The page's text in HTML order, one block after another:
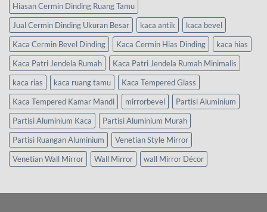
Hiasan Cermin Dinding Ruang Tamu
Jual Cermin Dinding Ukuran Besar
kaca antik
kaca bevel
Kaca Cermin Bevel Dinding
Kaca Cermin Hias Dinding
kaca hias
Kaca Patri Jendela Rumah
Kaca Patri Jendela Rumah Minimalis
kaca rias
kaca ruang tamu
Kaca Tempered Glass
Kaca Tempered Kamar Mandi
mirrorbevel
Partisi Aluminium
Partisi Aluminium Kaca
Partisi Aluminium Murah
Partisi Ruangan Aluminium
Venetian Style Mirror
Venetian Wall Mirror
Wall Mirror wall Mirror Décor